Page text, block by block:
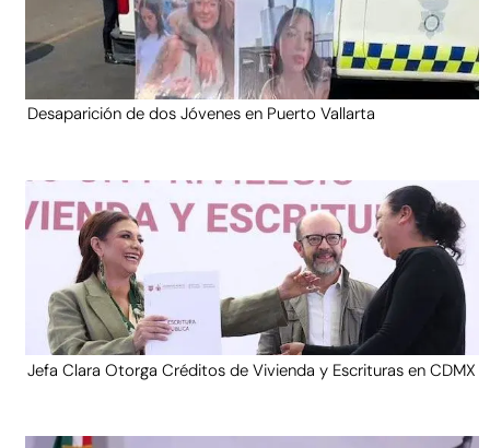
Desaparición de dos Jóvenes en Puerto Vallarta
Jefa Clara Otorga Créditos de Vivienda y Escrituras en CDMX